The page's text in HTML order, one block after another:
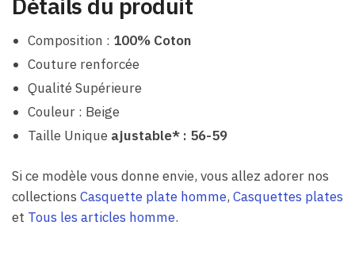
Détails du produit
Composition : 100% Coton
Couture renforcée
Qualité Supérieure
Couleur : Beige
Taille Unique ajustable* : 56-59
Si ce modèle vous donne envie, vous allez adorer nos
collections Casquette plate homme, Casquettes plates
et Tous les articles homme.